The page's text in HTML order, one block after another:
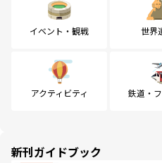
イベント・観戦 世界
アクティビティ 鉄道・
新刊ガイドブック